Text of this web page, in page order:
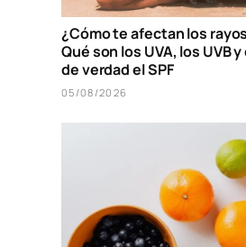
¿Cómo te afectan los
Qué son los UVA, los UVB
de verdad el SPF
05/08/2026